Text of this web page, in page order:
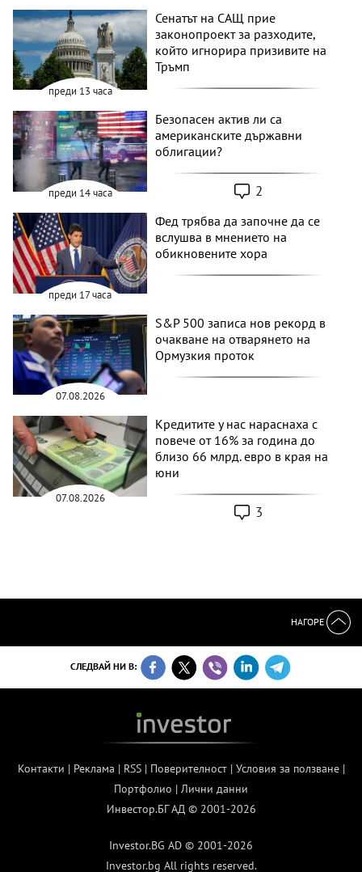
преди 13 часа
Сенатът на САЩ прие
законопроект за разходите,
който игнорира призивите на
Тръмп
преди 14 часа
Безопасен актив ли са
американските държавни
облигации?
2
преди 17 часа
Фед трябва да започне да се
вслушва в мнението на
обикновените хора
07.08.2026
S&P 500 записа нов рекорд в
очакване на отварянето на
Ормузкия проток
07.08.2026
Кредитите у нас нараснаха с
повече от 16% за година до
близо 66 млрд. евро в края на
юни
3
НАГОРЕ
СЛЕДВАЙ НИ В:
Контакти | Реклама | RSS| Поверителност| Условия за ползване|
Портфолио | Лични данни
Инвестор.БГ АД © 2001-2026
Investor.BG AD © 2001-2026
Investor.bg All rights reserved.